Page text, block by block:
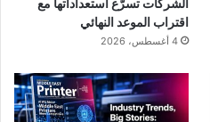
اقتراب الموعد النهائي
4 أغسطس، 2026